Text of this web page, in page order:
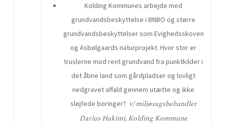
Kolding Kommunes arbejde med
grundvandsbeskyttelse i BNBO og større
grundvandsbeskyttelser som Evighedsskoven
og Asbølgaards naturprojekt. Hvor stor er
truslerne mod rent grundvand fra punktkilder i
det åbne land som gårdpladser og lovligt
nedgravet affald gennem utætte og ikke
sløjfede boringer? v/ miljøsagsbehandler
Darius Hakimi, Kolding Kommune